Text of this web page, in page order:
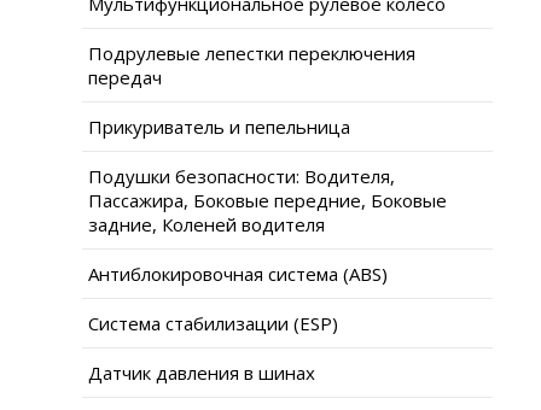
Подрулевые лепестки переключения
передач
Прикуриватель и пепельница
Подушки безопасности: Водителя,
Пассажира, Боковые передние, Боковые
задние, Коленей водителя
Антиблокировочная система (ABS)
Система стабилизации (ESP)
Датчик давления в шинах